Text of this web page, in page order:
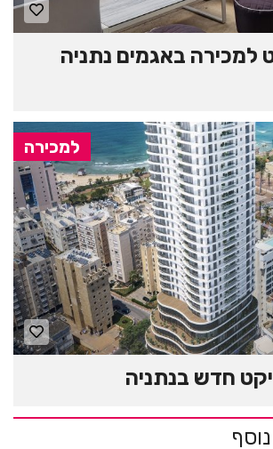
למכירה באגמים נתניה
למכירה
חדש בנתניה